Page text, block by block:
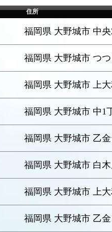
住所
福岡県 大野城市 中央
福岡県 大野城市 つ
福岡県 大野城市 上大
福岡県 大野城市 中1
福岡県 大野城市 乙金
福岡県 大野城市 白木
福岡県 大野城市 上大
福岡県 大野城市 乙金